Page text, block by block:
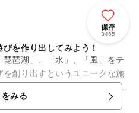
保存
3465
を作り出してみよう！
琶湖」、「水」、「風」をテ
創り出すというユニークな施
ります。 室内では工作体験を
みる